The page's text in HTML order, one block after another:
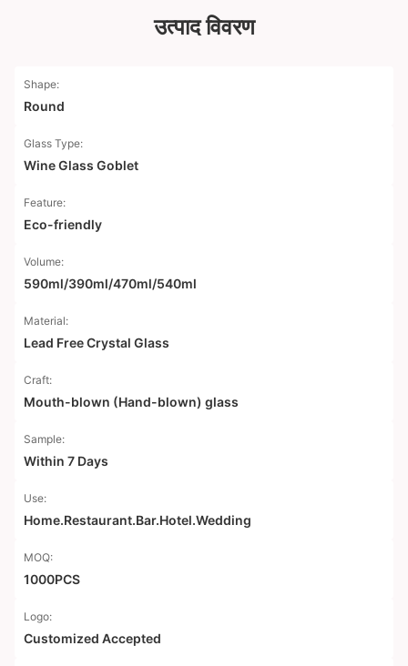
उत्पाद विवरण
Shape:
Round
Glass Type:
Wine Glass Goblet
Feature:
Eco-friendly
Volume:
590ml/390ml/470ml/540ml
Material:
Lead Free Crystal Glass
Craft:
Mouth-blown (Hand-blown) glass
Sample:
Within 7 Days
Use:
Home.Restaurant.Bar.Hotel.Wedding
MOQ:
1000PCS
Logo:
Customized Accepted